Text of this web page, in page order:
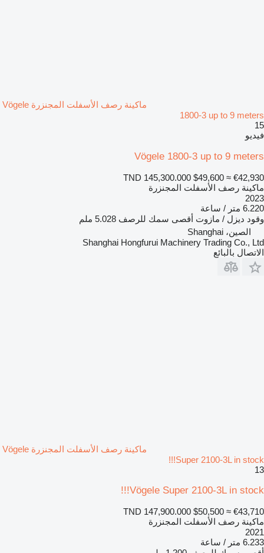
ماكينة رصف الأسفلت المجنزرة Vögele
1800-3 up to 9 meters
15
فيديو
Vögele 1800-3 up to 9 meters
TND 145,300.000 $49,600 ≈ €42,930
ماكينة رصف الأسفلت المجنزرة
2023
6.220 متر / ساعة
وقود ديزل / مازوت أقصى سمك للرصف 5.028 ملم
الصين، Shanghai
Shanghai Hongfurui Machinery Trading Co., Ltd
الاتصال بالبائع
ماكينة رصف الأسفلت المجنزرة Vögele
Super 2100-3L in stock!!!
13
Vögele Super 2100-3L in stock!!!
TND 147,900.000 $50,500 ≈ €43,710
ماكينة رصف الأسفلت المجنزرة
2021
6.233 متر / ساعة